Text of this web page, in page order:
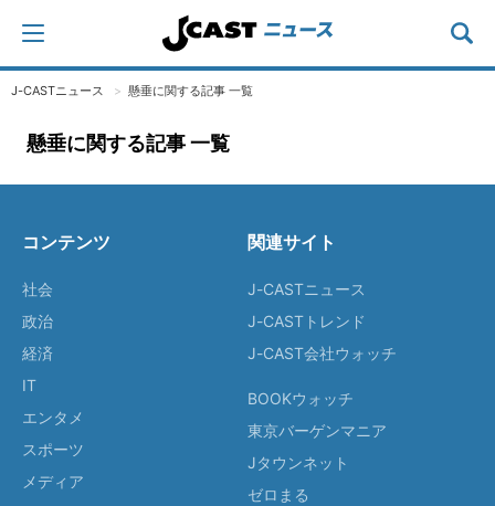
J-CASTニュース 懸垂に関する記事 一覧
懸垂に関する記事 一覧
コンテンツ
社会
政治
経済
IT
エンタメ
スポーツ
メディア
関連サイト
J-CASTニュース
J-CASTトレンド
J-CAST会社ウォッチ
BOOKウォッチ
東京バーゲンマニア
Jタウンネット
ゼロまる